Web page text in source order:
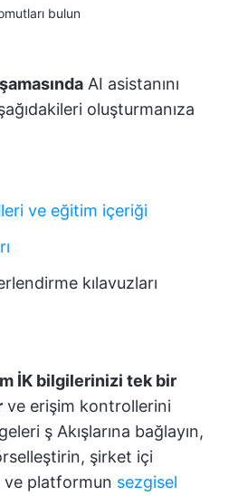
bulun
AI asistanını
oluşturmanıza
ve eğitim içeriği
kılavuzları
İK bilgilerinizi tek bir
ve erişim kontrollerini
ş Akışlarına bağlayın,
şirket içi
ve platformun sezgisel